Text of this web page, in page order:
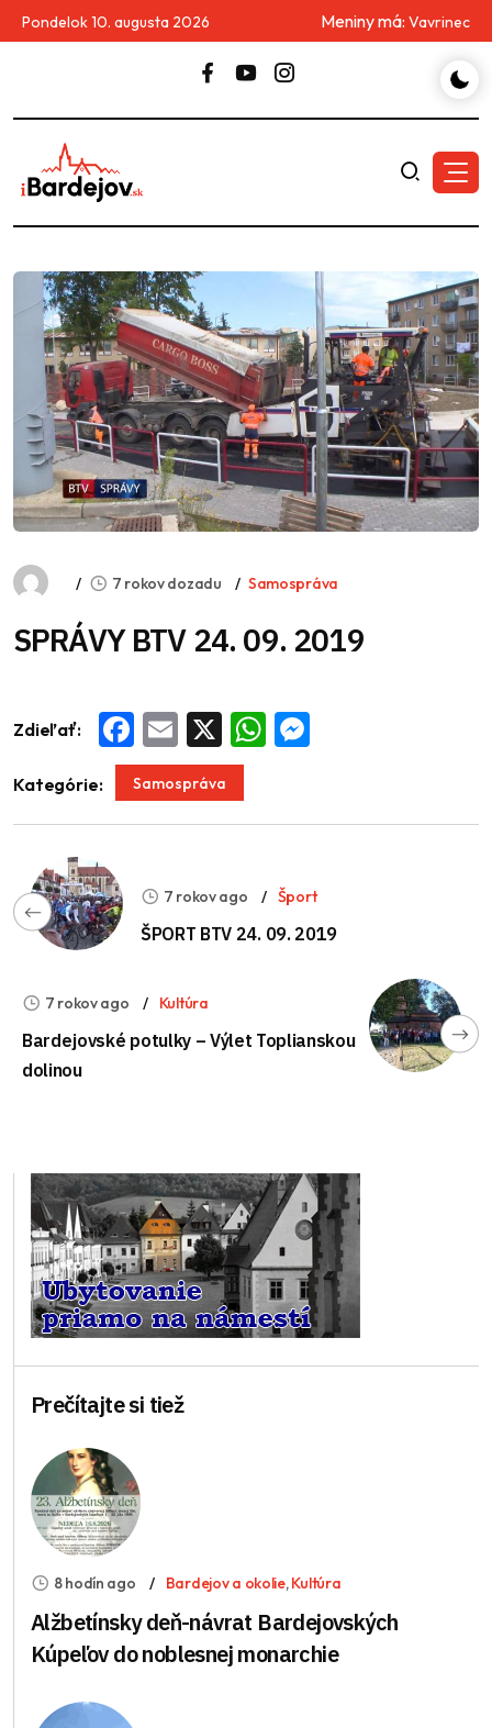
Pondelok 10. augusta 2026 Meniny má: Vavrinec
7 rokov dozadu Samospráva
SPRÁVY BTV 24. 09. 2019
Zdieľať: Facebook
Email WhatsApp
Kategórie: Samospráva
7 rokov ago Šport
ŠPORT BTV 24. 09. 2019
7 rokov ago Kultúra
Bardejovské potulky – Výlet Toplianskou
dolinou
Prečítajte si tiež
8 hodín ago Bardejov a okolie,Kultúra
Alžbetínsky deň-návrat Bardejovských
Kúpeľov do noblesnej monarchie